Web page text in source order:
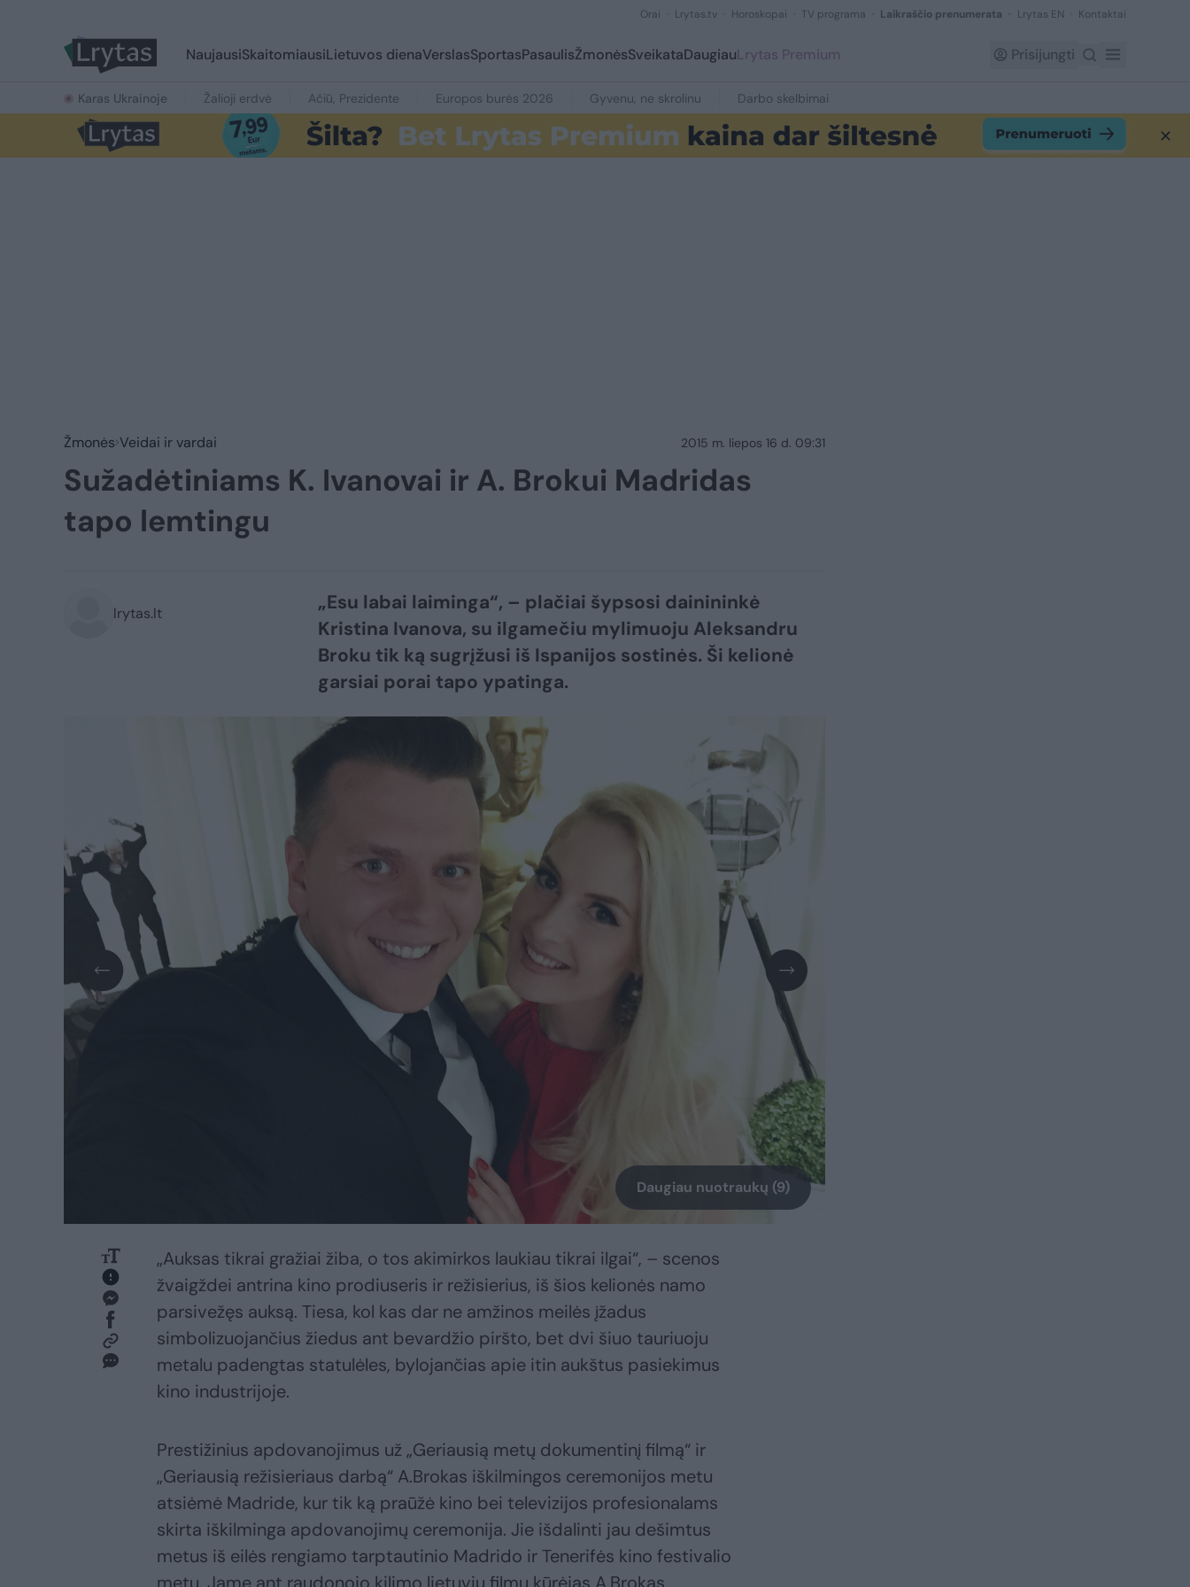
Orai Lrytas.tv Horoskopai TV programa Laikraščio prenumerata Lrytas EN Kontaktai
NaujausiSkaitomiausiLietuvos dienaVerslasSportasPasaulisŽmonėsSveikataDaugiauLrytas Premium Prisijungti
Karas Ukrainoje Žalioji erdvė Ačiū, Prezidente Europos burės 2026 Gyvenu, ne skrolinu Darbo skelbimai
Žmonės Veidai ir vardai 2015 m. liepos 16 d. 09:31
Sužadėtiniams K. Ivanovai ir A. Brokui Madridas
tapo lemtingu
lrytas.lt
„Esu labai laiminga“, – plačiai šypsosi dainininkė
Kristina Ivanova, su ilgamečiu mylimuoju Aleksandru
Broku tik ką sugrįžusi iš Ispanijos sostinės. Ši kelionė
garsiai porai tapo ypatinga.
Daugiau nuotraukų (9)
„Auksas tikrai gražiai žiba, o tos akimirkos laukiau tikrai ilgai“, – scenos
žvaigždei antrina kino prodiuseris ir režisierius, iš šios kelionės namo
parsivežęs auksą. Tiesa, kol kas dar ne amžinos meilės įžadus
simbolizuojančius žiedus ant bevardžio piršto, bet dvi šiuo tauriuoju
metalu padengtas statulėles, bylojančias apie itin aukštus pasiekimus
kino industrijoje.
Prestižinius apdovanojimus už „Geriausią metų dokumentinį filmą“ ir
„Geriausią režisieriaus darbą“ A.Brokas iškilmingos ceremonijos metu
atsiėmė Madride, kur tik ką praūžė kino bei televizijos profesionalams
skirta iškilminga apdovanojimų ceremonija. Jie išdalinti jau dešimtus
metus iš eilės rengiamo tarptautinio Madrido ir Tenerifės kino festivalio